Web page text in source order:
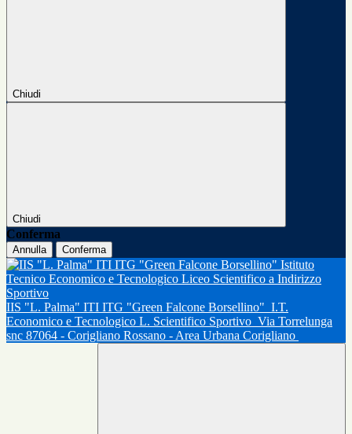
Chiudi
Chiudi
Conferma
Annulla Conferma
IIS "L. Palma" ITI ITG "Green Falcone Borsellino" I.T.
Economico e Tecnologico L. Scientifico Sportivo Via Torrelunga
snc 87064 - Corigliano Rossano - Area Urbana Corigliano